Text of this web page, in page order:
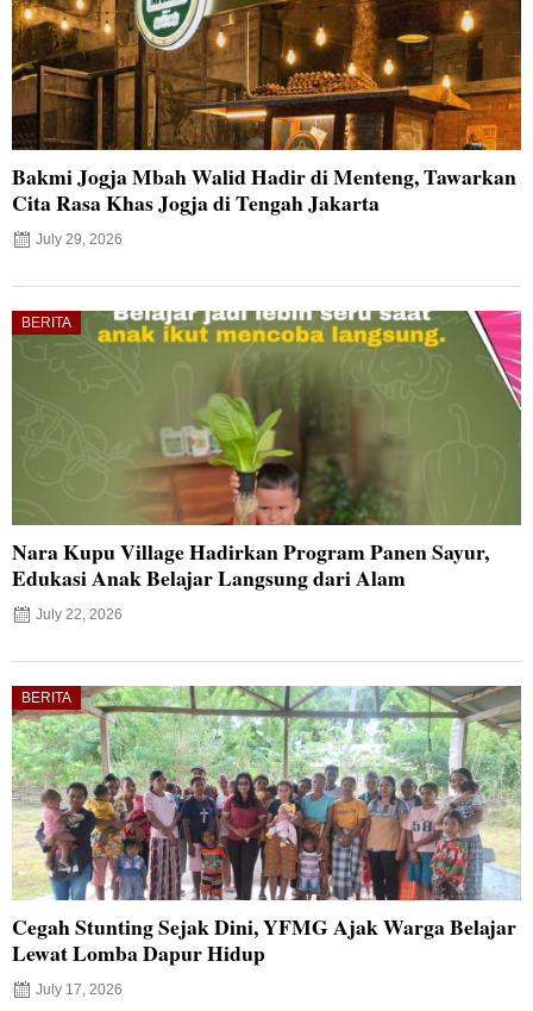
Bakmi Jogja Mbah Walid Hadir di Menteng, Tawarkan
Cita Rasa Khas Jogja di Tengah Jakarta
July 29, 2026
BERITA
Nara Kupu Village Hadirkan Program Panen Sayur,
Edukasi Anak Belajar Langsung dari Alam
July 22, 2026
BERITA
Cegah Stunting Sejak Dini, YFMG Ajak Warga Belajar
Lewat Lomba Dapur Hidup
July 17, 2026